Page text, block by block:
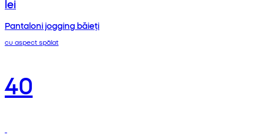
lei
Pantaloni jogging băieți
cu aspect spălat
40